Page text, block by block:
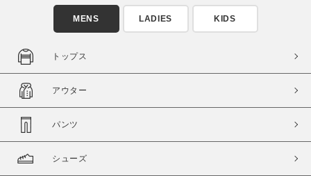
通常商品
セール価格 WEB限定
在庫
在庫あり
MENS LADIES KIDS
トップス
アウター
パンツ
シューズ